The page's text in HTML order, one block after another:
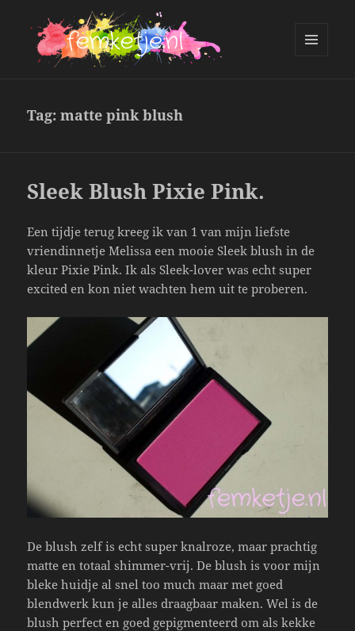
Tag:matte pink blush
Sleek Blush Pixie Pink.
Een tijdje terug kreeg ik van 1 van mijn liefste
vriendinnetje Melissa een mooie Sleek blush in de
kleur Pixie Pink. Ik als Sleek-lover was echt super
excited en kon niet wachten hem uit te proberen.
De blush zelf is echt super knalroze, maar prachtig
matte en totaal shimmer-vrij. De blush is voor mijn
bleke huidje al snel too much maar met goed
blendwerk kun je alles draagbaar maken. Wel is de
blush perfect en goed gepigmenteerd om als kekke